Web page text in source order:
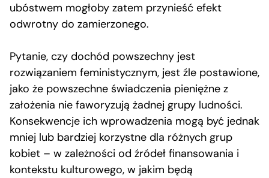
ubóstwem mogłoby zatem przynieść efekt
odwrotny do zamierzonego.
Pytanie, czy dochód powszechny jest
rozwiązaniem feministycznym, jest źle postawione,
jako że powszechne świadczenia pieniężne z
założenia nie faworyzują żadnej grupy ludności.
Konsekwencje ich wprowadzenia mogą być jednak
mniej lub bardziej korzystne dla różnych grup
kobiet – w zależności od źródeł finansowania i
kontekstu kulturowego, w jakim będą